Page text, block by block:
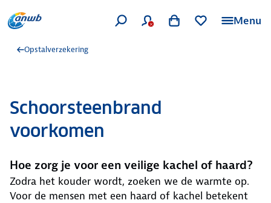
Menu
Opstalverzekering
Schoorsteenbrand
voorkomen
Hoe zorg je voor een veilige kachel of haard?
Zodra het kouder wordt, zoeken we de warmte op.
Voor de mensen met een haard of kachel betekent